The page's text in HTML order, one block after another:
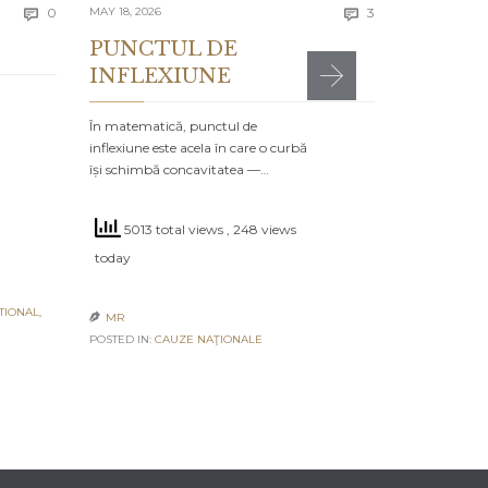
 0 Comments
,
MAY 18, 2026  3
PUNCTUL DE
INFLEXIUNE
În matematică, punctul de
inflexiune este acela în care o curbă
își schimbă concavitatea —…
5013 total views , 248 views
today
 MR
POSTED IN: CAUZE NAŢIONALE